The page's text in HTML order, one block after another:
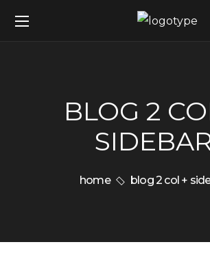
BLOG 2
home blog 2 col +